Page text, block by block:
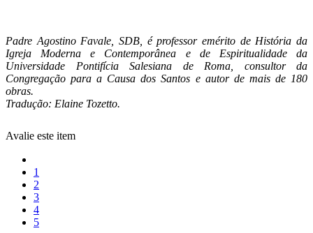
Padre Agostino Favale, SDB, é professor emérito de História da
Igreja Moderna e Contemporânea e de Espiritualidade da
Universidade Pontifícia Salesiana de Roma, consultor da
Congregação para a Causa dos Santos e autor de mais de 180
obras.
Tradução: Elaine Tozetto.
Avalie este item
1
2
3
4
5